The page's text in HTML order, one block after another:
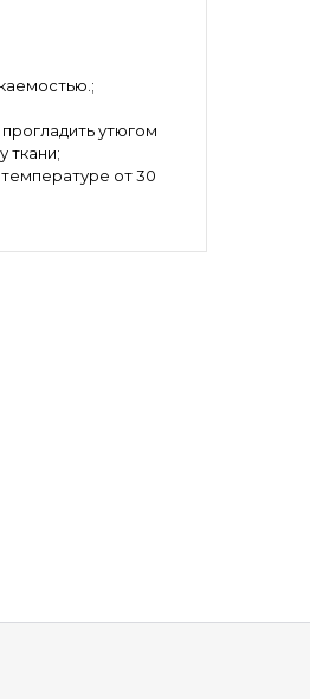
утюгом
ткани;
от 30